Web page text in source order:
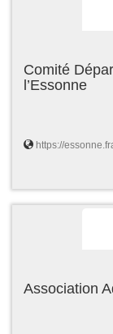
Comité
l’Essonne
https://
Association